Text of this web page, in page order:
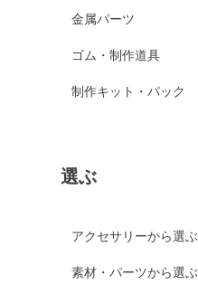
金属パーツ
ゴム・制作道具
制作キット・パック
選ぶ
アクセサリーから選ぶ
素材・パーツから選ぶ